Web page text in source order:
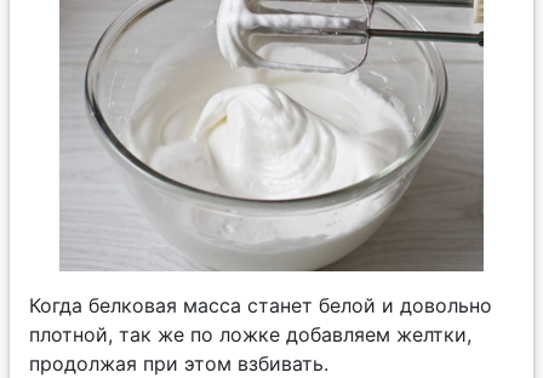
Когда белковая масса станет белой и довольно
плотной, так же по ложке добавляем желтки,
продолжая при этом взбивать.